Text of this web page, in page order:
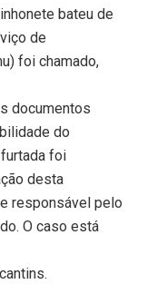
bateu de
de
foi chamado,
documentos
do
foi
desta
responsável pelo
O caso está